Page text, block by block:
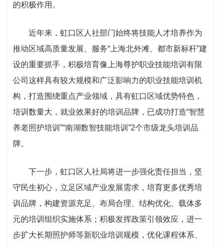
的积极作用。
近年来，虹口区人社部门始终将技能人才培养作为
推动区域高质量发展、服务“上海北外滩、都市新标杆”建
设的重要抓手，积极培育像上海尊护职业技能培训有限
公司这样具有较大规模和广泛影响力的职业技能培训机
构，打造围绕重点产业领域，具有虹口区域优势特色，
培训数量大，就业效果好的培训品牌，已成功打造“智慧
养老照护培训”“南湖数智技能培训”2个市级龙头培训品
牌。
下一步，虹口区人社局将进一步强化责任担当，坚
守民生初心，立足区域产业发展需求，培育更多优秀培
训品牌，构建资源充足、布局合理、结构优化、载体多
元的培训组织实施体系；积极发挥政策引领效应，进一
步扩大长期照护师等新职业培训规模，优化课程体系、